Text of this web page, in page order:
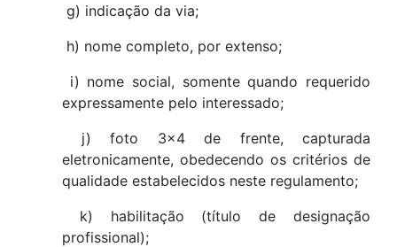
g) indicação da via;
h) nome completo, por extenso;
i) nome social, somente quando requerido
expressamente pelo interessado;
j) foto 3x4 de frente, capturada
eletronicamente, obedecendo os critérios de
qualidade estabelecidos neste regulamento;
k) habilitação (título de designação
profissional);